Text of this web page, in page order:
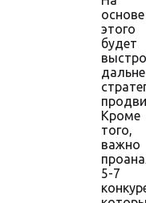
основе
этого
будет
Кроме
того,
важно
5-7